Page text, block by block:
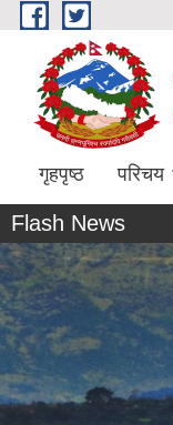
Skip to main content
गृहपृष्ठ परिचय
Flash News